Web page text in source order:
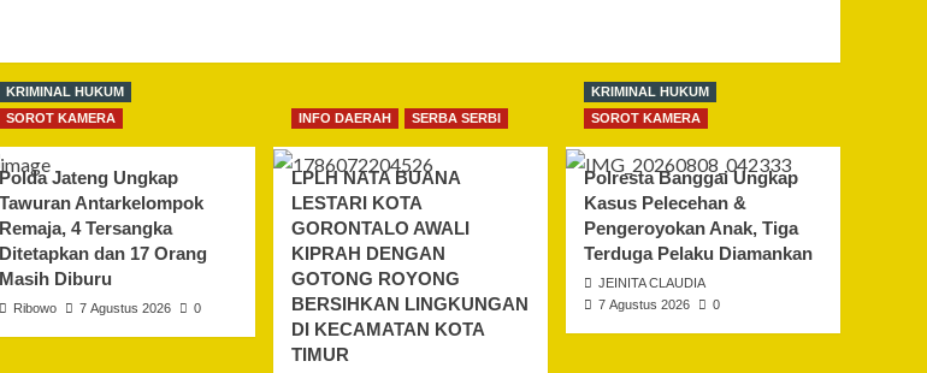
KRIMINAL HUKUM
SOROT KAMERA
Polda Jateng Ungkap
Tawuran Antarkelompok
Remaja, 4 Tersangka
Ditetapkan dan 17 Orang
Masih Diburu
Ribowo 7 Agustus 2026 0
INFO DAERAH SERBA SERBI
LPLH NATA BUANA
LESTARI KOTA
GORONTALO AWALI
KIPRAH DENGAN
GOTONG ROYONG
BERSIHKAN LINGKUNGAN
DI KECAMATAN KOTA
TIMUR
KRIMINAL HUKUM
SOROT KAMERA
Polresta Banggai Ungkap
Kasus Pelecehan &
Pengeroyokan Anak, Tiga
Terduga Pelaku Diamankan
JEINITA CLAUDIA
7 Agustus 2026
0